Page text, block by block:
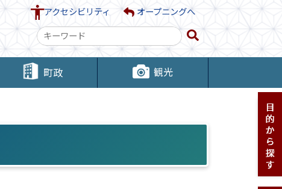
アクセシビリティ オープニングへ
検
索
キ
ー
ド
町政 観光